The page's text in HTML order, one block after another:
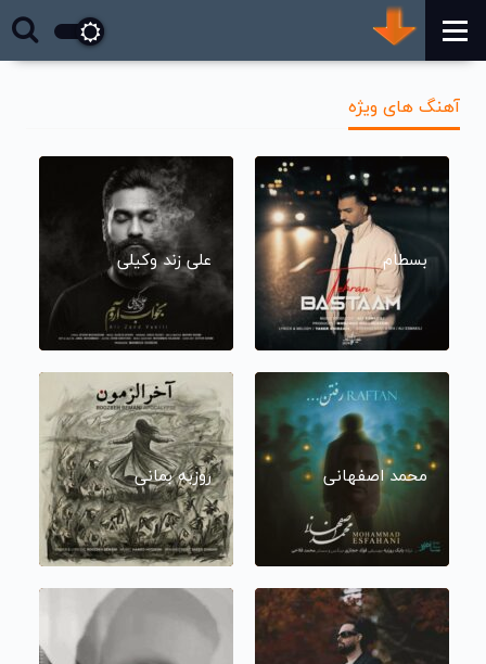
آهنگ های ویژه
بسطام علی زند وکیلی
محمد اصفهانی روزبه بمانی